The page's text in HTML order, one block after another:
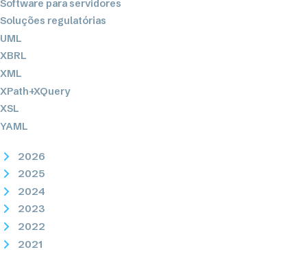
Software para servidores
Soluções regulatórias
UML
XBRL
XML
XPath+XQuery
XSL
YAML
2026
2025
2024
2023
2022
2021